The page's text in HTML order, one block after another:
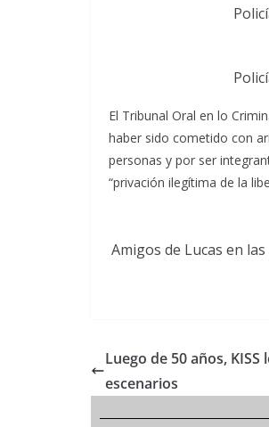
El Tribunal Oral en lo
haber sido cometido con
personas y por ser
“privación ilegítima de la
Amigos de Lucas en
Luego de 50 años, KISS
escenarios